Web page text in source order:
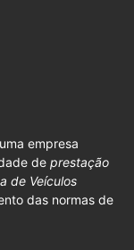
empresa
de prestação
de Veículos
das normas de